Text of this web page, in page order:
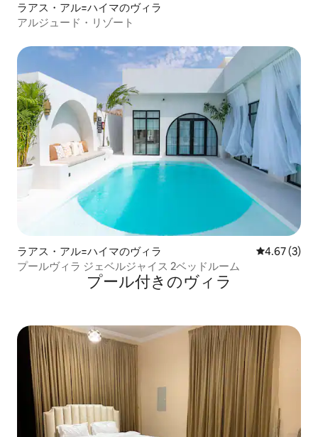
ラアス・アル=ハイマのヴィラ
アルジュード・リゾート
ラアス・アル=ハイマのヴィラ レビュー3
4.67 (3)
プールヴィラ ジェベルジャイス 2ベッドルーム
プール付きのヴィラ